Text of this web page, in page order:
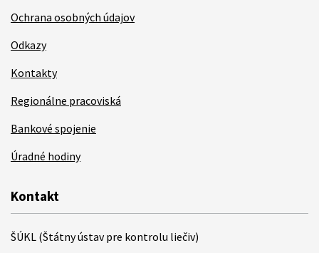
Ochrana osobných údajov
Odkazy
Kontakty
Regionálne pracoviská
Bankové spojenie
Úradné hodiny
Kontakt
ŠÚKL (Štátny ústav pre kontrolu liečiv)